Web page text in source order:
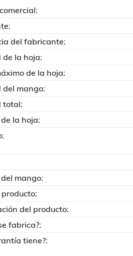
del fabricante:
de la hoja:
de la hoja:
del mango:
total:
la hoja:
mango:
del producto:
fabrica?:
tiene?: